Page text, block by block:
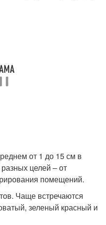
комнате
от 1 до 15 см в
целей – от
помещений.
Чаще встречаются
зеленый красный и